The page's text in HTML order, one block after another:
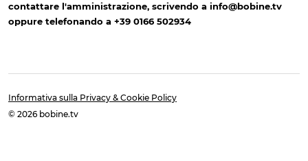
contattare l'amministrazione, scrivendo a info@bobine.tv
oppure telefonando a +39 0166 502934
Informativa sulla Privacy & Cookie Policy
© 2026 bobine.tv